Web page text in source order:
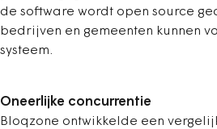
de software wordt open source
bedrijven en gemeenten kunnen
systeem.
Oneerlijke concurrentie
Bloqzone ontwikkelde een